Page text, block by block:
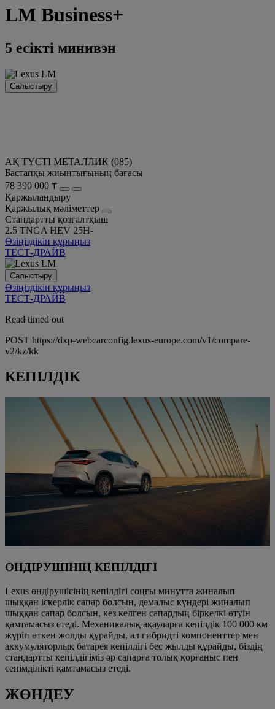
LM Business+
5 есікті минивэн
Салыстыру
АҚ ТҮСТІ МЕТАЛЛИК (085)
Бастапқы жиынтығының бағасы
78 390 000 ₸
Қаржыландыру
Қаржылық мәліметтер
Стандартты қозғалтқыш
2.5 TNGA HEV 25H-
Өзіңіздікін құрыңыз
ТЕСТ-ДРАЙВ
Салыстыру
Өзіңіздікін құрыңыз
ТЕСТ-ДРАЙВ
Read timed out
POST https://dxp-webcarconfig.lexus-europe.com/v1/compare-
v2/kz/kk
КЕПІЛДІК
ӨНДІРУШІНІҢ КЕПІЛДІГІ
Lexus өндірушісінің кепілдігі соңғы минутта жиналып
шыққан іскерлік сапар болсын, демалыс күндері жиналып
шыққан сапар болсын, кез келген сапардың біркелкі өтуін
қамтамасыз етеді. Механикалық ақауларға кепілдік 100 000 км
жүріп өткен жолды құрайды, ал гибридті компоненттер мен
аккумуляторлық батарея кепілдігі бес жылды құрайды, біздің
стандартты кепілдігіміз әр сапарға толық қорғаныс пен
сенімділікті қамтамасыз етеді.
ЖӨНДЕУ